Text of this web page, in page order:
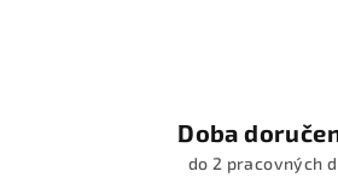
Doba
do 2 pracovných